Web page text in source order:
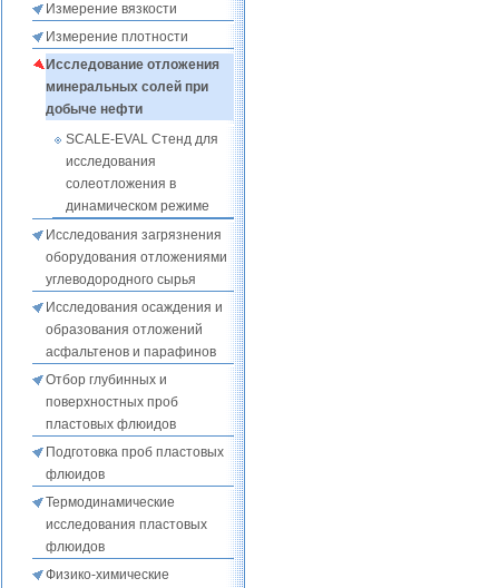
Измерение вязкости
Измерение плотности
Исследование отложения
минеральных солей при
добыче нефти
SCALE-EVAL Стенд для
исследования
солеотложения в
динамическом режиме
Исследования загрязнения
оборудования отложениями
углеводородного сырья
Исследования осаждения и
образования отложений
асфальтенов и парафинов
Отбор глубинных и
поверхностных проб
пластовых флюидов
Подготовка проб пластовых
флюидов
Термодинамические
исследования пластовых
флюидов
Физико-химические